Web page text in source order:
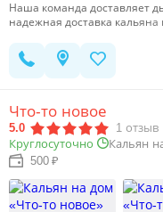
Наша команда доставляет
надежная доставка
кальянного кейтеринга
Каждую среду всем
Что-то новое
5.0 1 отзыв
Круглосуточно
Кальян
500 ₽